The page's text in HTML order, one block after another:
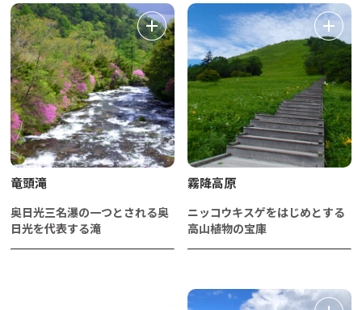
竜頭滝
奥日光三名瀑の一つとされる奥
日光を代表する滝
霧降高原
ニッコウキスゲをはじめとする
高山植物の宝庫